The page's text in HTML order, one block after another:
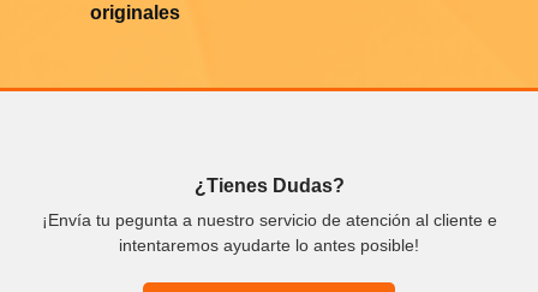
originales
¿Tienes Dudas?
¡Envía tu pegunta a nuestro servicio de atención al cliente e
intentaremos ayudarte lo antes posible!